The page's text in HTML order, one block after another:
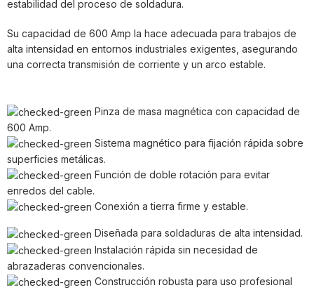
estabilidad del proceso de soldadura.
Su capacidad de 600 Amp la hace adecuada para trabajos de
alta intensidad en entornos industriales exigentes, asegurando
una correcta transmisión de corriente y un arco estable.
Pinza de masa magnética con capacidad de
600 Amp.
Sistema magnético para fijación rápida sobre
superficies metálicas.
Función de doble rotación para evitar
enredos del cable.
Conexión a tierra firme y estable.
Diseñada para soldaduras de alta intensidad.
Instalación rápida sin necesidad de
abrazaderas convencionales.
Construcción robusta para uso profesional